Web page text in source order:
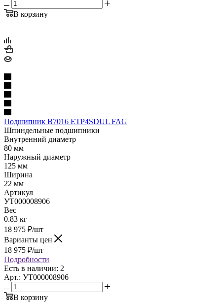
В корзину
Подшипник B7016 ETP4SDUL FAG
Шпиндельные подшипники
Внутренний диаметр
80 мм
Наружный диаметр
125 мм
Ширина
22 мм
Артикул
УТ000008906
Вес
0.83 кг
18 975 ₽/шт
Варианты цен
18 975 ₽/шт
Подробности
Есть в наличии: 2
Арт.: УТ000008906
В корзину